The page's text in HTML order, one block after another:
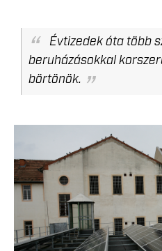
Évtizedek óta több
beruházásokkal
börtönök.
LEKICSINYITETT-42.JPG